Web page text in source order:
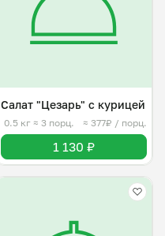
Салат "Цезарь" с курицей
0.5 кг ≈ 3 порц. ≈ 377₽ / порц.
1 130 ₽